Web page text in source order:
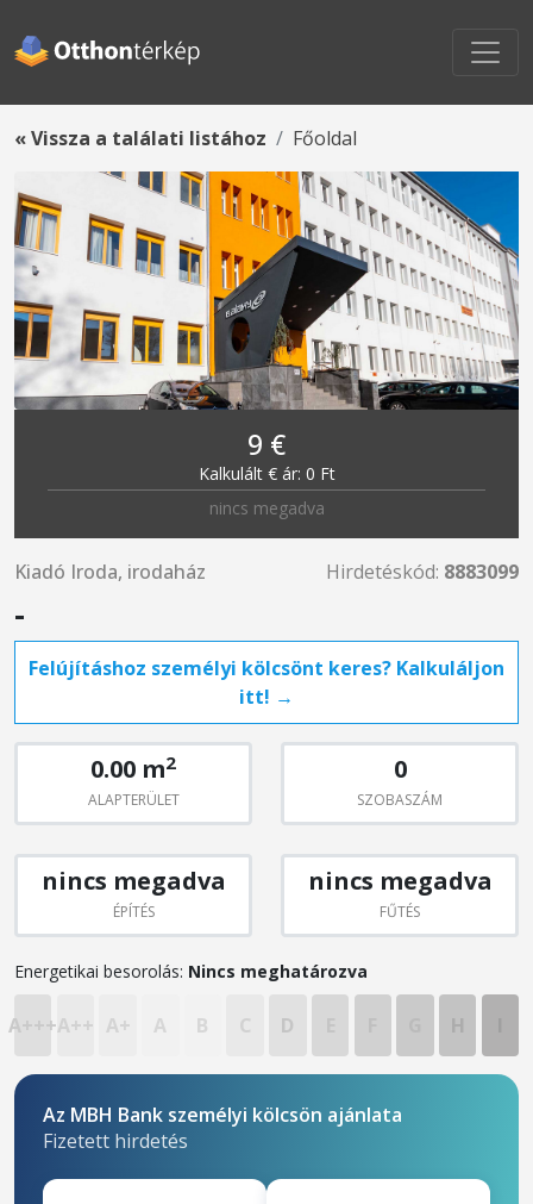
« Vissza a találati listához Főoldal
9 €
Kalkulált € ár: 0 Ft
nincs megadva
Kiadó Iroda, irodaház Hirdetéskód: 8883099
-
Felújításhoz személyi kölcsönt keres? Kalkuláljon
itt! →
0.00 m2
ALAPTERÜLET
0
SZOBASZÁM
nincs megadva
ÉPÍTÉS
nincs megadva
FŰTÉS
Energetikai besorolás: Nincs meghatározva
A+++A++ A+ A B C D
Az MBH Bank személyi kölcsön ajánlata
Fizetett hirdetés